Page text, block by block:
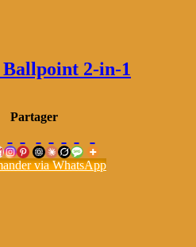
Ballpoint 2-in-1
Partager
via WhatsApp